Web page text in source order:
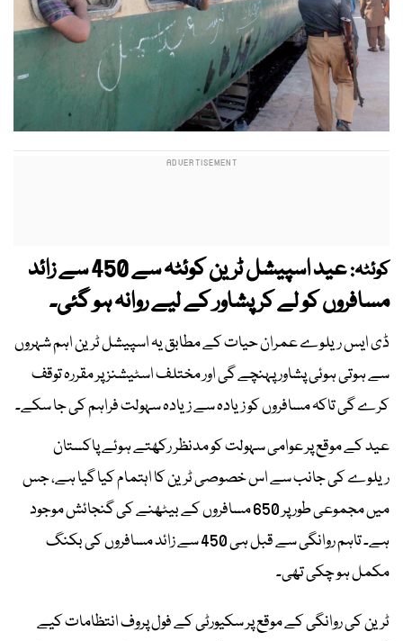
کوئٹہ:
عید اسپیشل ٹرین کوئٹہ سے 450 سے زائد
مسافروں کو لے کر پشاور کے لیے روانہ ہو گئی۔
ڈی ایس ریلوے عمران حیات کے مطابق یہ اسپیشل ٹرین اہم شہروں
سے ہوتی ہوئی پشاور پہنچے گی اور مختلف اسٹیشنز پر مقررہ توقف
کرے گی تاکہ مسافروں کو زیادہ سے زیادہ سہولت فراہم کی جا سکے۔
عید کے موقع پر عوامی سہولت کو مدنظر رکھتے ہوئے پاکستان
ریلوے کی جانب سے اس خصوصی ٹرین کا اہتمام کیا گیا ہے، جس
میں مجموعی طور پر 650 مسافروں کے بیٹھنے کی گنجائش موجود
ہے۔ تاہم روانگی سے قبل ہی 450 سے زائد مسافروں کی بکنگ
مکمل ہو چکی تھی۔
ٹرین کی روانگی کے موقع پر سکیورٹی کے فول پروف انتظامات کیے